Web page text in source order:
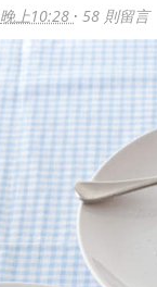
晚上10:28 ·58 則留言